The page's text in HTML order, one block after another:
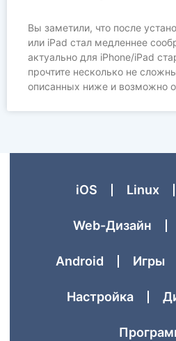
Вы заметили, что после
или iPad стал медленнее
актуально для iPhone/iPad
прочтите несколько не
описанных ниже и возможно
iOS Linux
Web-Дизайн
Аndroid Игры
Настройка